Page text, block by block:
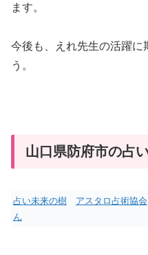
ます。
今後も、えれ先生の活躍に
う。
山口県防府市の占
占い未来の樹 アスタロ占術協会
ん